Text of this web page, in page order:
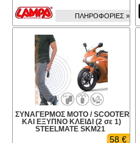
ΠΛΗΡΟΦΟΡΙΕΣ »
ΣΥΝΑΓΕΡΜΟΣ ΜΟΤΟ / SCOOTER
ΚΑΙ ΕΞΥΠΝΟ ΚΛΕΙΔΙ (2 σε 1)
STEELMATE SKM21
58 €